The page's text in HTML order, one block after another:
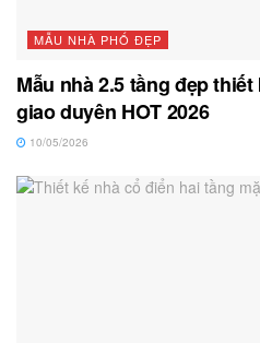
MẪU NHÀ PHỐ ĐẸP
Mẫu nhà 2.5 tầng đẹp
giao duyên HOT 2026
10/05/2026